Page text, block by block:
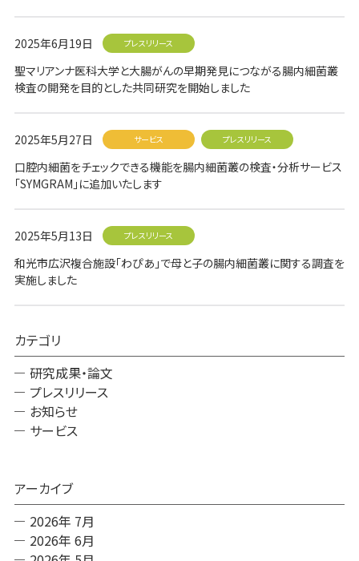
2025年6月19日 プレスリリース
聖マリアンナ医科大学と大腸がんの早期発見につながる腸内細菌叢
検査の開発を目的とした共同研究を開始しました
2025年5月27日 サービス プレスリリース
口腔内細菌をチェックできる機能を腸内細菌叢の検査・分析サービス
「SYMGRAM」に追加いたします
2025年5月13日 プレスリリース
和光市広沢複合施設「わぴあ」で母と子の腸内細菌叢に関する調査を
実施しました
カテゴリ
研究成果・論文
プレスリリース
お知らせ
サービス
アーカイブ
2026年 7月
2026年 6月